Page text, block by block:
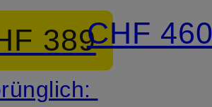
389
OF
OFFICE
CHF